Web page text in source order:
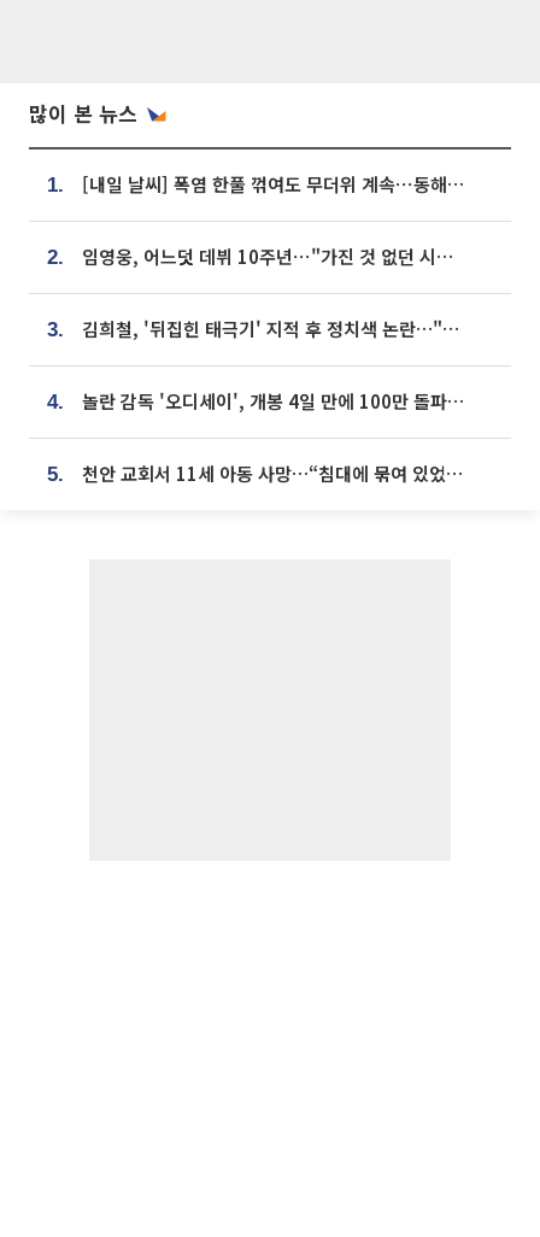
많이 본 뉴스
1. [내일 날씨] 폭염 한풀 꺾여도 무더위 계속⋯동해안 이틀 연속 비
2. 임영웅, 어느덧 데뷔 10주년⋯"가진 것 없던 시절, 내 앞엔 20명의 팬뿐"
3. 김희철, '뒤집힌 태극기' 지적 후 정치색 논란…"좌우 떠나 우리나라 국기"
4. 놀란 감독 '오디세이', 개봉 4일 만에 100만 돌파⋯'왕사남' 보다 빠르다
5. 천안 교회서 11세 아동 사망…“침대에 묶여 있었다” 진술 확보